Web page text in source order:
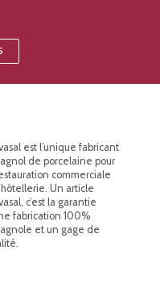
est l’unique fabricant
de porcelaine pour
commerciale
Un article
c’est la garantie
fabrication 100%
et un gage de